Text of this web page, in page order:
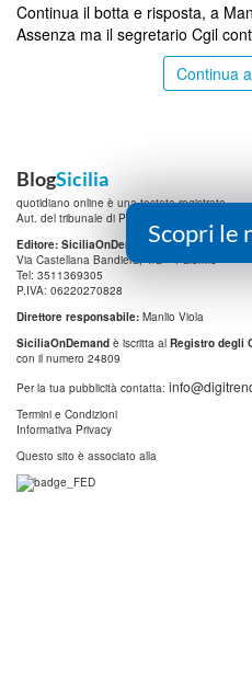
Continua il botta e risposta, a
Assenza ma il segretario Cgil
Continua
BlogSicilia
quotidiano online è una testata registrata.
Aut. del tribunale di Palermo n.19 del 15/07/
Editore: SiciliaOnDemandSrl
Via Castellana Bandiera, 4/a – Palermo
Tel: 3511369305
P.IVA: 06220270828
Direttore responsabile: Manlio Viola
SiciliaOnDemand è iscritta al Registro degli
con il numero 24809
Per la tua pubblicità contatta:
Termini e Condizioni
Informativa Privacy
Questo sito è associato alla
Scopri le